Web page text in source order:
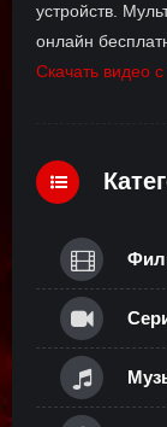
устройств.
онлайн
Скачать видео